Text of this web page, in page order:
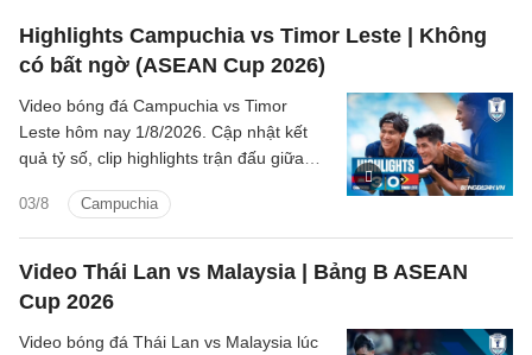
Highlights Campuchia vs Timor Leste | Không
có bất ngờ (ASEAN Cup 2026)
03/8 Campuchia
Video bóng đá Campuchia vs Timor
Leste hôm nay 1/8/2026. Cập nhật kết
quả tỷ số, clip highlights trận đấu giữa
ASEAN Cup 2026).
Video Thái Lan vs Malaysia | Bảng B ASEAN
Cup 2026
Video bóng đá Thái Lan vs Malaysia lúc